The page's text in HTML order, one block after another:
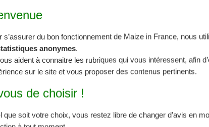
свою ценовую войну.
s’assurer du bon fonctionnement de Maize in France, nous
anonymes.
aident à connaitre les rubriques qui vous intéressent, afin
sur le site et vous proposer des contenus pertinents.
de choisir !
que soit votre choix, vous restez libre de changer d’avis en